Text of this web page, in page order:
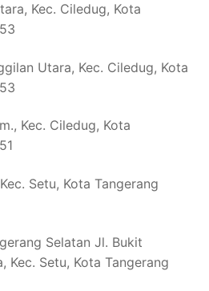
Kec. Ciledug, Kota
Utara, Kec. Ciledug, Kota
Kec. Ciledug, Kota
Setu, Kota Tangerang
Selatan Jl. Bukit
Kec. Setu, Kota Tangerang